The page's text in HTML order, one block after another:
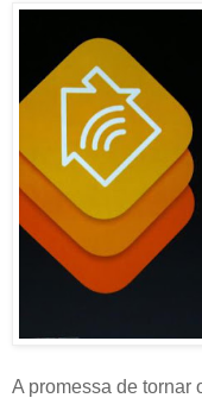
A promessa de tornar